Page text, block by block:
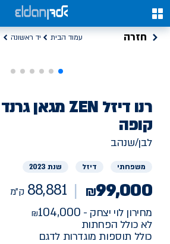
0
חזרה עמוד הבית יד ראשונה
רכב
יד
ראשונה
רנו
דיזל ZEN מגאן גרנד
קופה
ק"מלבן/שנהב
משפחתי דיזל שנת 2023
₪99,000
88,881 ק"מ
מחירון לוי יצחק - 104,000
לא כולל הפחתות
כולל תוספות מוגדרות לדגם